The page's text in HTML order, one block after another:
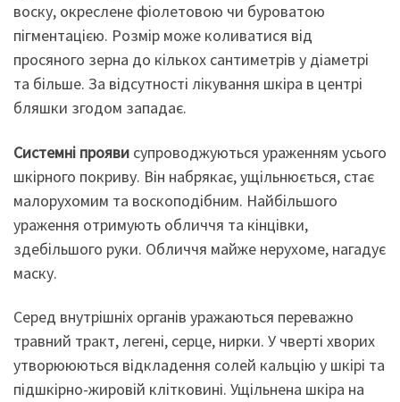
воску, окреслене фіолетовою чи буроватою
пігментацією. Розмір може коливатися від
просяного зерна до кількох сантиметрів у діаметрі
та більше. За відсутності лікування шкіра в центрі
бляшки згодом западає.
Системні прояви супроводжуються ураженням усього
шкірного покриву. Він набрякає, ущільнюється, стає
малорухомим та воскоподібним. Найбільшого
ураження отримують обличчя та кінцівки,
здебільшого руки. Обличчя майже нерухоме, нагадує
маску.
Серед внутрішніх органів уражаються переважно
травний тракт, легені, серце, нирки. У чверті хворих
утворююються відкладення солей кальцію у шкірі та
підшкірно-жировій клітковині. Ущільнена шкіра на